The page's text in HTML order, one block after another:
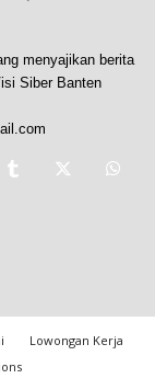
menyajikan berita
Siber Banten
Lowongan Kerja